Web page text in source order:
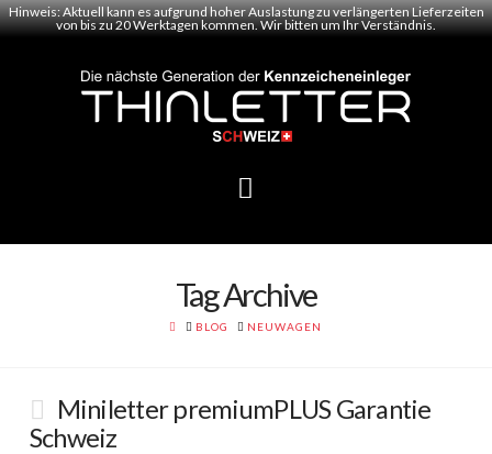
Hinweis: Aktuell kann es aufgrund hoher Auslastung zu verlängerten Lieferzeiten
von bis zu 20 Werktagen kommen. Wir bitten um Ihr Verständnis.
Tag Archive
HOME
BLOG NEUWAGEN
Miniletter premiumPLUS Garantie
Schweiz